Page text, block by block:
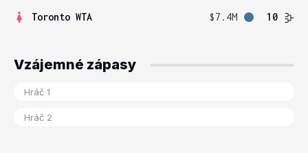
Toronto WTA
$7.4M 10
Vzájemné zápasy